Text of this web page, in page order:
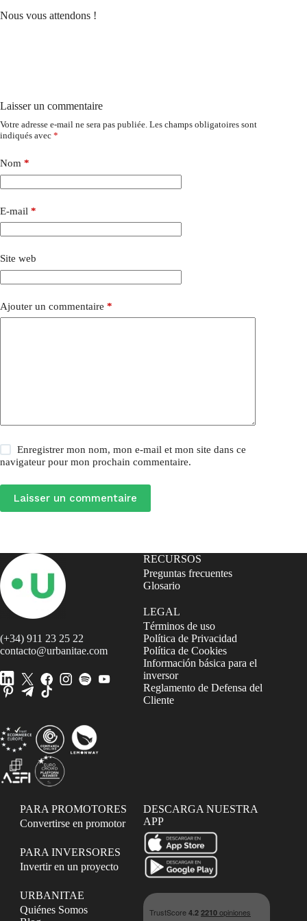
Nous vous attendons !
Laisser un commentaire
Votre adresse e-mail ne sera pas publiée. Les champs obligatoires sont
indiqués avec *
Nom *
E-mail *
Site web
Ajouter un commentaire *
Enregistrer mon nom, mon e-mail et mon site dans ce
navigateur pour mon prochain commentaire.
Laisser un commentaire
(+34) 911 23 25 22
contacto@urbanitae.com
RECURSOS
Preguntas frecuentes
Glosario
LEGAL
Términos de uso
Política de Privacidad
Política de Cookies
Información básica para el
inversor
Reglamento de Defensa del
Cliente
PARA PROMOTORES
Convertirse en promotor
PARA INVERSORES
Invertir en un proyecto
URBANITAE
Quiénes Somos
DESCARGA NUESTRA
APP